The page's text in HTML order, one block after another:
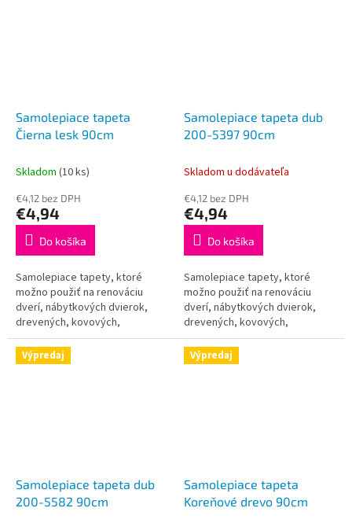
Samolepiace tapeta
Čierna lesk 90cm
Skladom (10 ks)
€4,12 bez DPH
€4,94
Do košíka
Samolepiace tapety, ktoré
možno použiť na renováciu
dverí, nábytkových dvierok,
drevených, kovových,
plastových a iných povrchov.
Táto tapeta je určená do
interiéru a je plne...
Samolepiace tapeta dub
200-5397 90cm
Skladom u dodávateľa
€4,12 bez DPH
€4,94
Do košíka
Samolepiace tapety, ktoré
možno použiť na renováciu
dverí, nábytkových dvierok,
drevených, kovových,
plastových a iných povrchov.
Táto tapeta je určená do
interiéru a je plne...
Výpredaj
Samolepiace tapeta dub
200-5582 90cm
Výpredaj
Samolepiace tapeta
Koreňové drevo 90cm